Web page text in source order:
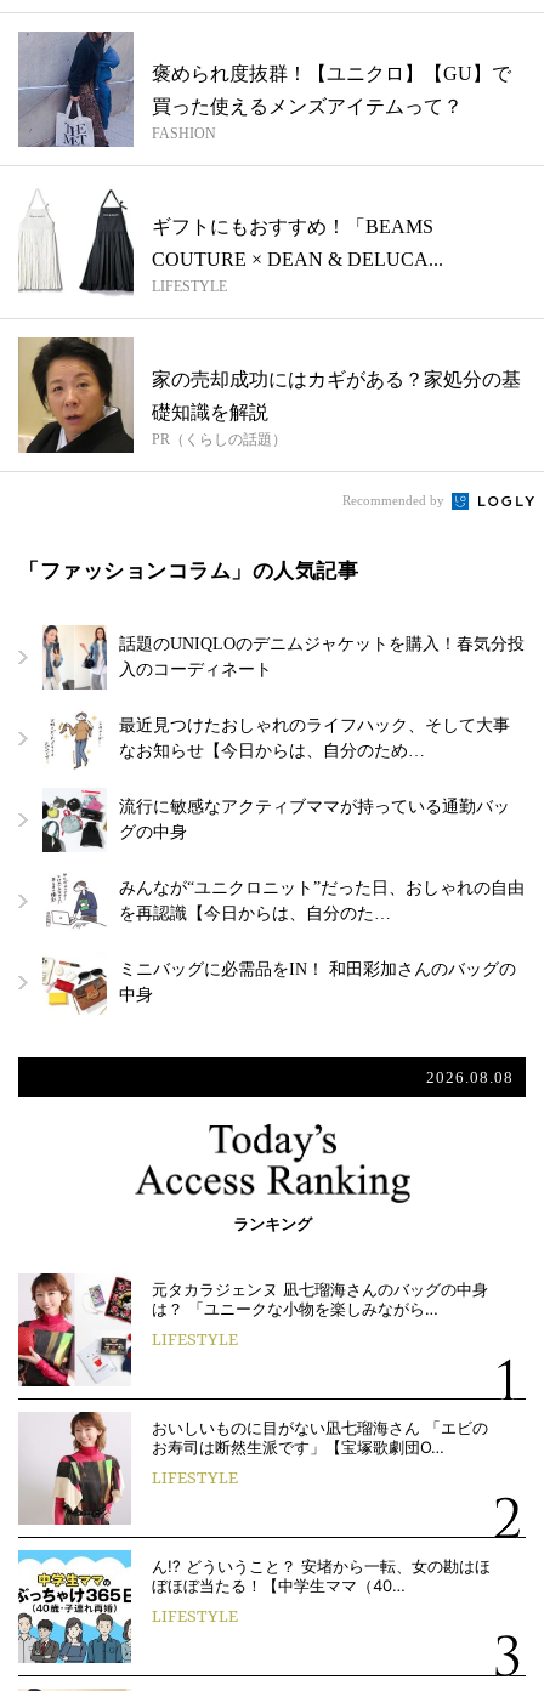
褒められ度抜群！【ユニクロ】【GU】で
買った使えるメンズアイテムって？
FASHION
ギフトにもおすすめ！「BEAMS
COUTURE × DEAN & DELUCA...
LIFESTYLE
家の売却成功にはカギがある？家処分の基
礎知識を解説
PR（くらしの話題）
Recommended by
「ファッションコラム」の人気記事
話題のUNIQLOのデニムジャケットを購入！春気分投
入のコーディネート
最近見つけたおしゃれのライフハック、そして大事
なお知らせ【今日からは、自分のため…
流行に敏感なアクティブママが持っている通勤バッ
グの中身
みんなが“ユニクロニット”だった日、おしゃれの自由
を再認識【今日からは、自分のた…
ミニバッグに必需品をIN！ 和田彩加さんのバッグの
中身
2026.08.08
ランキング
元タカラジェンヌ 凪七瑠海さんのバッグの中身
は？ 「ユニークな小物を楽しみながら…
LIFESTYLE
おいしいものに目がない凪七瑠海さん 「エビの
お寿司は断然生派です」【宝塚歌劇団O…
LIFESTYLE
ん!? どういうこと？ 安堵から一転、女の勘はほ
ぼほぼ当たる！【中学生ママ（40…
LIFESTYLE